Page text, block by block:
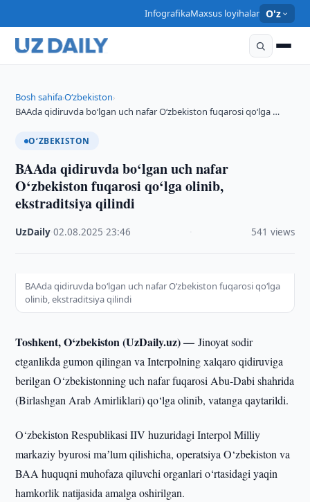
InfografikaMaxsus loyihalar O'z
Bosh sahifa›O‘zbekiston›
BAAda qidiruvda bo‘lgan uch nafar O‘zbekiston fuqarosi qo‘lga …
O‘ZBEKISTON
BAAda qidiruvda bo‘lgan uch nafar
O‘zbekiston fuqarosi qo‘lga olinib,
ekstraditsiya qilindi
UzDaily ·02.08.2025 ·23:46 541 views
BAAda qidiruvda bo‘lgan uch nafar O‘zbekiston fuqarosi qo‘lga
olinib, ekstraditsiya qilindi
Toshkent, O‘zbekiston (UzDaily.uz) —Jinoyat sodir
etganlikda gumon qilingan va Interpolning xalqaro qidiruviga
berilgan O‘zbekistonning uch nafar fuqarosi Abu-Dabi shahrida
(Birlashgan Arab Amirliklari) qo‘lga olinib, vatanga qaytarildi.
O‘zbekiston Respublikasi IIV huzuridagi Interpol Milliy
markaziy byurosi maʼlum qilishicha, operatsiya O‘zbekiston va
BAA huquqni muhofaza qiluvchi organlari o‘rtasidagi yaqin
hamkorlik natijasida amalga oshirilgan.